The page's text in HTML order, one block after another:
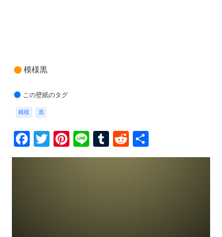
模様黒
この壁紙のタグ
模様 黒
Facebook
Twitter
Pinterest
LineTumblr
Reddit
有